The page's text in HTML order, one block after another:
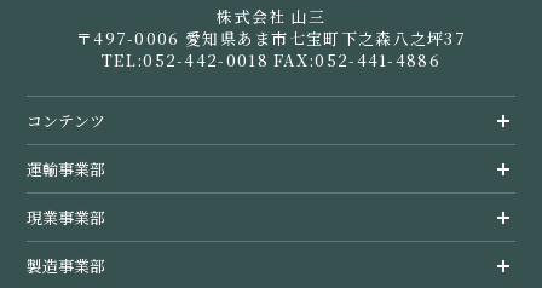
株式会社 山三
〒497-0006 愛知県あま市七宝町下之森八之坪37
TEL:052-442-0018 FAX:052-441-4886
コンテンツ
事業案内
運輸事業部
運輸事業部トップ
現業事業部
現業事業部トップ
経営指針・行動指針
製造事業部
製造事業部トップ
経営指針・行動指針
5つの特徴
製造事例・管理方法
企業情報トップ
代表挨拶
経営理念
会社概要
各事業所の紹介
CSR活動
SDGsの取組
ご家族の皆様へ
未経験者の方へ
募集一覧